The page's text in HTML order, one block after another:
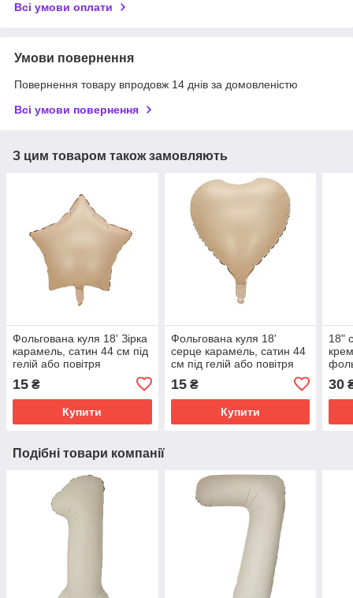
Всі умови оплати
Умови повернення
Повернення товару впродовж 14 днів за домовленістю
Всі умови повернення
З цим товаром також замовляють
Фольгована куля 18' Зірка
карамель, сатин 44 см під
гелій або повітря
15 ₴
Купити
Фольгована куля 18'
серце карамель, сатин 44
см під гелій або повітря
15₴
Купити
18"
30
Подібні товари компанії